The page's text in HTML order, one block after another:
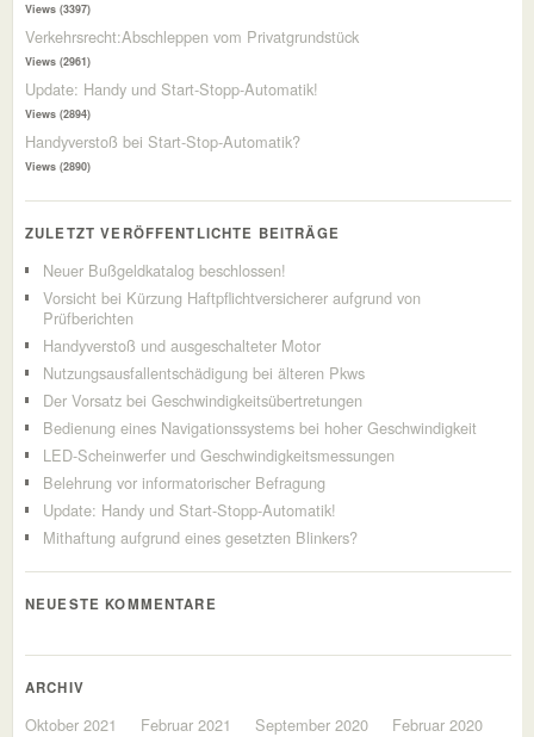
Views (3397)
Verkehrsrecht:Abschleppen vom Privatgrundstück
Views (2961)
Update: Handy und Start-Stopp-Automatik!
Views (2894)
Handyverstoß bei Start-Stop-Automatik?
Views (2890)
ZULETZT VERÖFFENTLICHTE BEITRÄGE
Neuer Bußgeldkatalog beschlossen!
Vorsicht bei Kürzung Haftpflichtversicherer aufgrund von
Prüfberichten
Handyverstoß und ausgeschalteter Motor
Nutzungsausfallentschädigung bei älteren Pkws
Der Vorsatz bei Geschwindigkeitsübertretungen
Bedienung eines Navigationssystems bei hoher Geschwindigkeit
LED-Scheinwerfer und Geschwindigkeitsmessungen
Belehrung vor informatorischer Befragung
Update: Handy und Start-Stopp-Automatik!
Mithaftung aufgrund eines gesetzten Blinkers?
NEUESTE KOMMENTARE
ARCHIV
Oktober 2021 Februar 2021 September 2020
Februar 2020